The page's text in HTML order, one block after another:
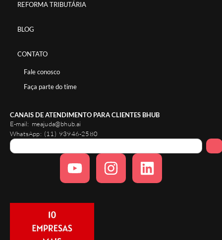
REFORMA TRIBUTÁRIA
BLOG
CONTATO
Fale conosco
Faça parte do time
CANAIS DE ATENDIMENTO PARA CLIENTES BHUB
E-mail: meajuda@bhub.ai
WhatsApp: (11) 93946-2580